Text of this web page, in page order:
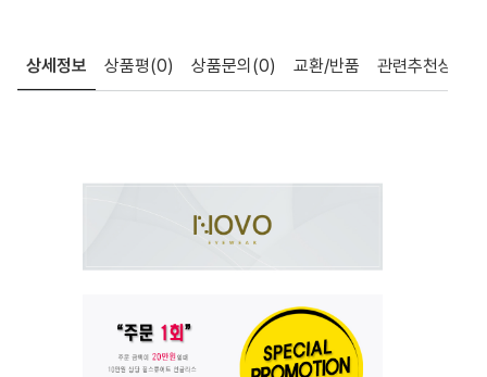
상세정보 상품평(0) 상품문의 (0) 교환/반품 관련추천상품